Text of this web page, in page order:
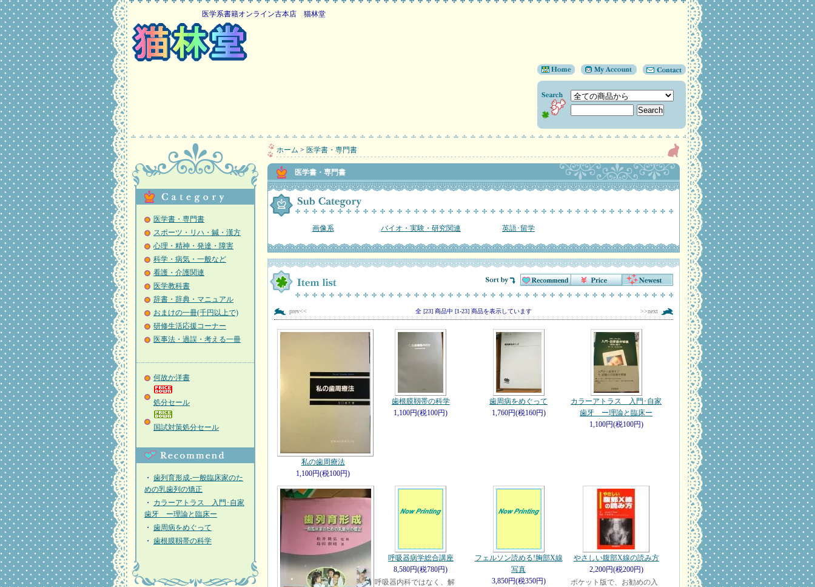
医学系書籍オンライン古本店 猫林堂
医学書・専門書
スポーツ・リハ・鍼・漢方
心理・精神・発達・障害
科学・病気・一般など
看護・介護関連
医学教科書
辞書・辞典・マニュアル
おまけの一冊(千円以上で)
研修生活応援コーナー
医事法・過誤・考える一冊
何故か洋書
処分セール
国試対策処分セール
・ 歯列育形成-一般臨床家のた
めの乳歯列の矯正
・ カラーアトラス 入門･自家
歯牙 ー理論と臨床ー
・ 歯周病をめぐって
・ 歯根膜靱帯の科学
ホーム > 医学書・専門書
医学書・専門書
画像系 バイオ・実験・研究関連 英語･留学
prev<< 全 [23] 商品中 [1-23] 商品を表示しています >>next
私の歯周療法
1,100円(税100円)
歯根膜靱帯の科学
1,100円(税100円)
歯周病をめぐって
1,760円(税160円)
カラーアトラス 入門･自家
歯牙 ー理論と臨床ー
1,100円(税100円)
呼吸器病学総合講座
8,580円(税780円)
呼吸器内科ではなく、解
フェルソン読める!胸部X線
写真
3,850円(税350円)
やさしい腹部X線の読み方
2,200円(税200円)
ポケット版で、お勧めの入